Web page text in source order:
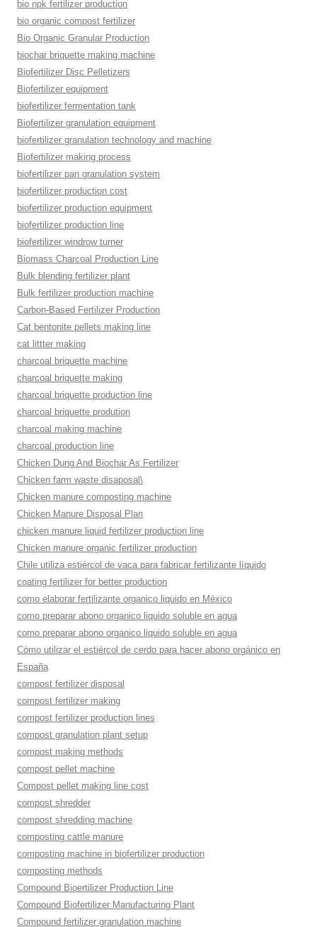
bio npk fertilizer production
bio organic compost fertilizer
Bio Organic Granular Production
biochar briquette making machine
Biofertilizer Disc Pelletizers
Biofertilizer equipment
biofertilizer fermentation tank
Biofertilizer granulation equipment
biofertilizer granulation technology and machine
Biofertilizer making process
biofertilizer pan granulation system
biofertilizer production cost
biofertilizer production equipment
biofertilizer production line
biofertilizer windrow turner
Biomass Charcoal Production Line
Bulk blending fertilizer plant
Bulk fertilizer production machine
Carbon-Based Fertilizer Production
Cat bentonite pellets making line
cat littter making
charcoal briquette machine
charcoal briquette making
charcoal briquette production line
charcoal briquette prodution
charcoal making machine
charcoal production line
Chicken Dung And Biochar As Fertilizer
Chicken farm waste disaposal\
Chicken manure composting machine
Chicken Manure Disposal Plan
chicken manure liquid fertilizer production line
Chicken manure organic fertilizer production
Chile utiliza estiércol de vaca para fabricar fertilizante líquido
coating fertilizer for better production
como elaborar fertilizante organico liquido en México
como preparar abono organico liquido soluble en agua
como preparar abono organico liquido soluble en agua
Cómo utilizar el estiércol de cerdo para hacer abono orgánico en
España
compost fertilizer disposal
compost fertilizer making
compost fertilizer production lines
compost granulation plant setup
compost making methods
compost pellet machine
Compost pellet making line cost
compost shredder
compost shredding machine
composting cattle manure
composting machine in biofertilizer production
composting methods
Compound Bioertilizer Production Line
Compound Biofertilizer Manufacturing Plant
Compound fertilizer granulation machine